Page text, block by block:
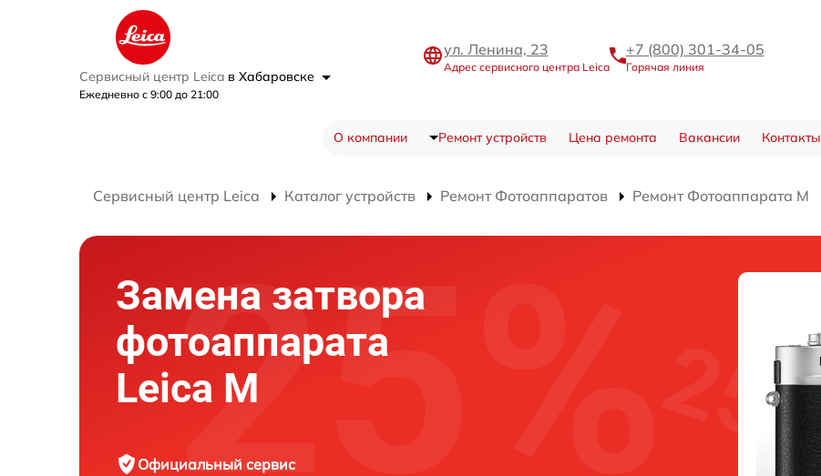
Сервисный центр Leica в Хабаровске
Ежедневно с 9:00 до 21:00
ул. Ленина, 23
Адрес сервисного центра Leica
+7 (800) 301-34-05
Горячая линия
О компании Ремонт устройств Цена ремонта Вакансии Контакты
Сервисный центр Leica Каталог устройств Ремонт Фотоаппаратов Ремонт Фотоаппарата M
Замена затвора
фотоаппарата
Leica M
Официальный сервис